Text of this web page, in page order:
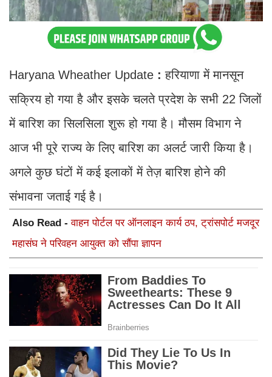
Haryana Wheather Update : हरियाणा में मानसून
सक्रिय हो गया है और इसके चलते प्रदेश के सभी 22 जिलों
में बारिश का सिलसिला शुरू हो गया है। मौसम विभाग ने
आज भी पूरे राज्य के लिए बारिश का अलर्ट जारी किया है।
अगले कुछ घंटों में कई इलाकों में तेज़ बारिश होने की
संभावना जताई गई है।
Also Read -वाहन पोर्टल पर ऑनलाइन कार्य ठप, ट्रांसपोर्ट मजदूर
महासंघ ने परिवहन आयुक्त को सौंपा ज्ञापन